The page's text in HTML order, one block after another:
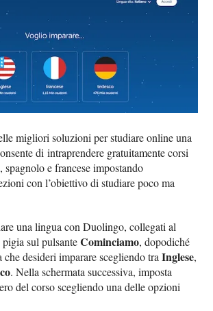
migliori soluzioni per studiare online una
di intraprendere gratuitamente corsi
spagnolo e francese impostando
con l’obiettivo di studiare poco ma
una lingua con Duolingo, collegati al
pigia sul pulsanteCominciamo, dopodiché
desideri imparare scegliendo traInglese,
. Nella schermata successiva, imposta
del corso scegliendo una delle opzioni